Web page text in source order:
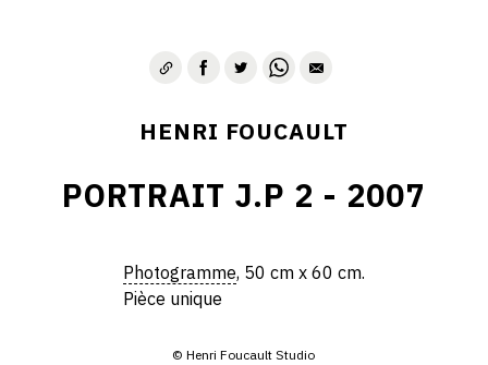
HENRI FOUCAULT
PORTRAIT J.P 2 - 2007
Photogramme, 50 cm x 60 cm.
Pièce unique
© Henri Foucault Studio